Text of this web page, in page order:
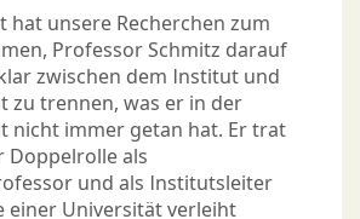
hat unsere Recherchen zum
Professor Schmitz darauf
zwischen dem Institut und
zu trennen, was er in der
nicht immer getan hat. Er trat
Doppelrolle als
und als Institutsleiter
einer Universität verleiht